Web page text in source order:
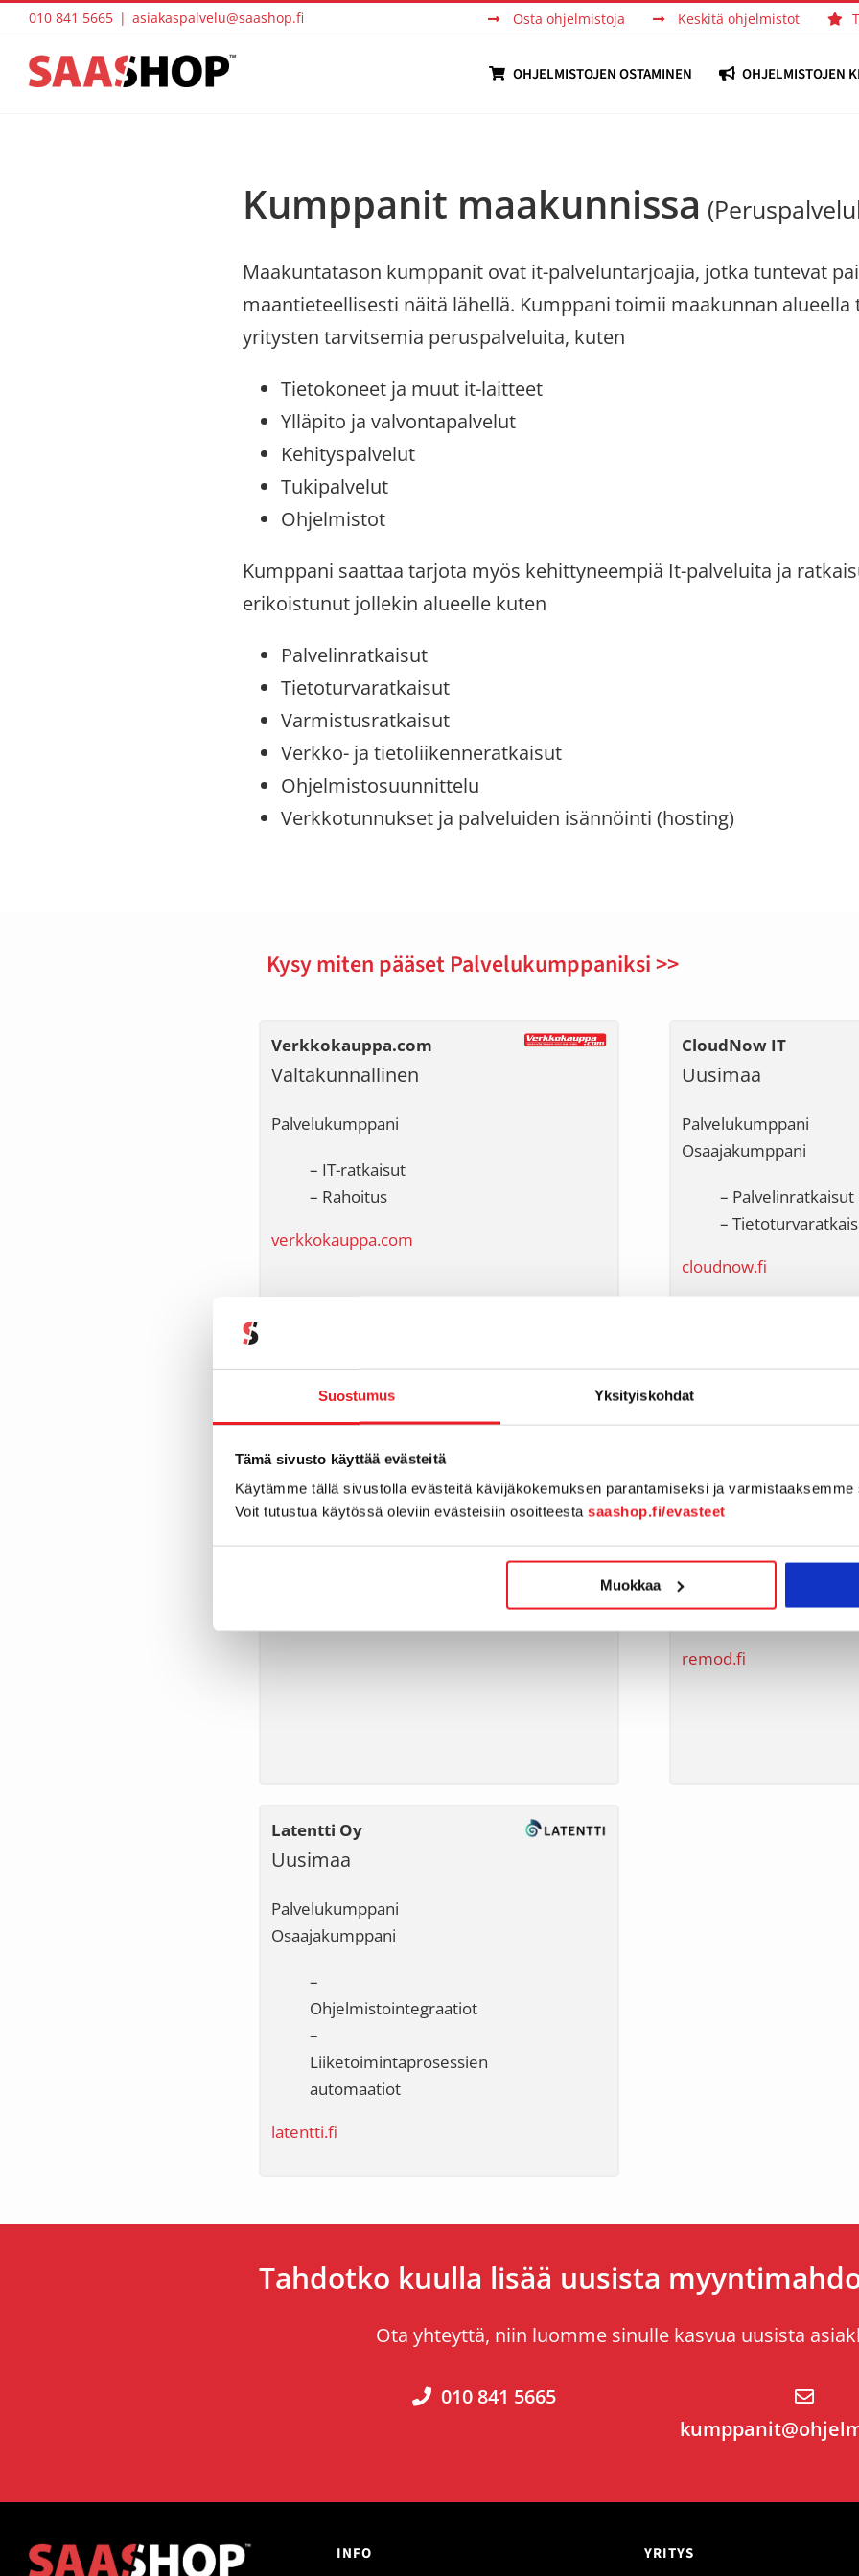
Suostumus Yksityiskohdat
Tämä sivusto käyttää evästeitä
Käytämme tällä sivustolla evästeitä kävijäkokemuksen parantamiseksi ja
Voit tutustua käytössä oleviin evästeisiin osoitteesta saashop.fi/evasteet
Muokkaa
Skip
content
010 841 5665 | asiakaspalvelu@saashop.fi Osta ohjelmistoja Keskitä ohjelmistot
OHJELMISTOJEN OSTAMINEN OHJELMISTOJEN
Kumppanit maakunnissa
Maakuntatason kumppanit ovat it-palveluntarjoajia, jotka tuntevat
maantieteellisesti näitä lähellä. Kumppani toimii maakunnan
yritysten tarvitsemia peruspalveluita, kuten
Tietokoneet ja muut it-laitteet
Ylläpito ja valvontapalvelut
Kehityspalvelut
Tukipalvelut
Ohjelmistot
Kumppani saattaa tarjota myös kehittyneempiä It-palveluita ja
erikoistunut jollekin alueelle kuten
Palvelinratkaisut
Tietoturvaratkaisut
Varmistusratkaisut
Verkko- ja tietoliikenneratkaisut
Ohjelmistosuunnittelu
Verkkotunnukset ja palveluiden isännöinti (hosting)
Kysy miten pääset Palvelukumppaniksi >>
Verkkokauppa.com
Valtakunnallinen
Palvelukumppani
– IT-ratkaisut
– Rahoitus
verkkokauppa.com
CloudNow IT
Uusimaa
Palvelukumppani
Osaajakumppani
– Palvelinratkaisut
–
cloudnow.fi
Uusimaa
Palvelukumppani Palvelukumppani
– Tietohallinto ja
– Konsultointi
remod.fi
Latentti Oy
Uusimaa
Palvelukumppani
Osaajakumppani
–
Ohjelmistointegraatiot
–
Liiketoimintaprosessien
automaatiot
latentti.fi
Tahdotko kuulla lisää uusista
Ota yhteyttä, niin luomme sinulle kasvua uusista
010 841 5665
INFO YRITYS